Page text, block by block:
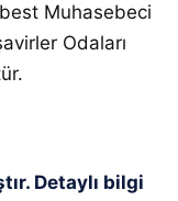
Muhasebeci
Odaları
Detaylı bilgi